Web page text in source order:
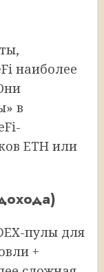
наиболее
в
ETH или
пулы для
+